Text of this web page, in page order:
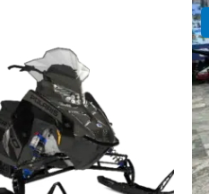
21 687.00 $.
est :
15 999.00 $.